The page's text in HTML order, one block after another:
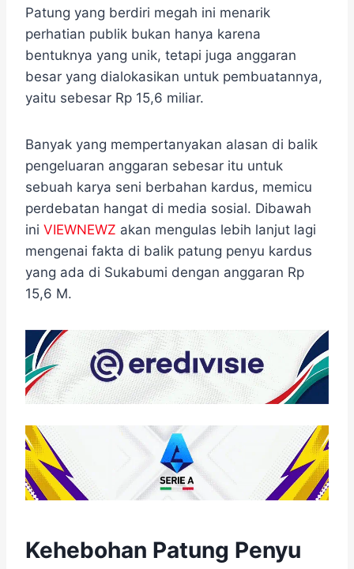
Patung yang berdiri megah ini menarik
perhatian publik bukan hanya karena
bentuknya yang unik, tetapi juga anggaran
besar yang dialokasikan untuk pembuatannya,
yaitu sebesar Rp 15,6 miliar.
Banyak yang mempertanyakan alasan di balik
pengeluaran anggaran sebesar itu untuk
sebuah karya seni berbahan kardus, memicu
perdebatan hangat di media sosial. Dibawah
ini VIEWNEWZ akan mengulas lebih lanjut lagi
mengenai fakta di balik patung penyu kardus
yang ada di Sukabumi dengan anggaran Rp
15,6 M.
Kehebohan Patung Penyu